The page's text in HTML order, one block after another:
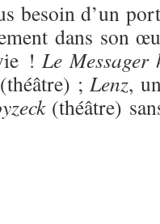
besoin d’un
dans son
!Le Messager
(théâtre) ;Lenz,
(théâtre)